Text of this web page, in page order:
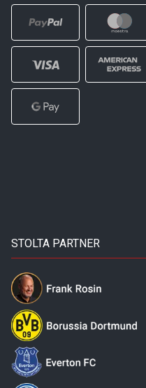
STOLTA PARTNER